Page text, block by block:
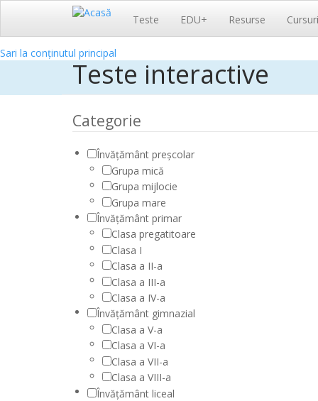
Sari la conținutul principal
Navigare
principală
Teste EDU+ Resurse Cursuri
Teste interactive
Categorie
Învățământ preșcolar
Grupa mică
Grupa mijlocie
Grupa mare
Învățământ primar
Clasa pregatitoare
Clasa I
Clasa a II-a
Clasa a III-a
Clasa a IV-a
Învățământ gimnazial
Clasa a V-a
Clasa a VI-a
Clasa a VII-a
Clasa a VIII-a
Învățământ liceal